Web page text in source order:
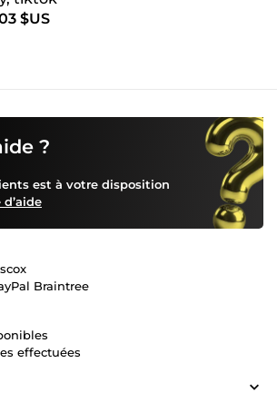
$US
?
est à votre disposition
Braintree
effectuées